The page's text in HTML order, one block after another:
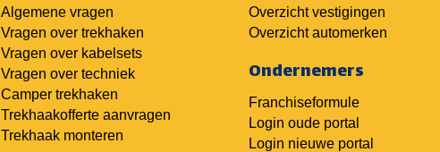
Algemene vragen
Vragen over trekhaken
Vragen over kabelsets
Vragen over techniek
Camper trekhaken
Trekhaakofferte aanvragen
Trekhaak monteren
Overzicht vestigingen
Overzicht automerken
Ondernemers
Franchiseformule
Login oude portal
Login nieuwe portal